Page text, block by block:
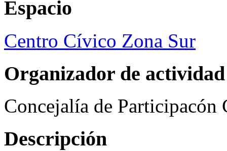
Espacio
Centro Cívico Zona Sur
Organizador de actividad
Concejalía de Participacón
Descripción